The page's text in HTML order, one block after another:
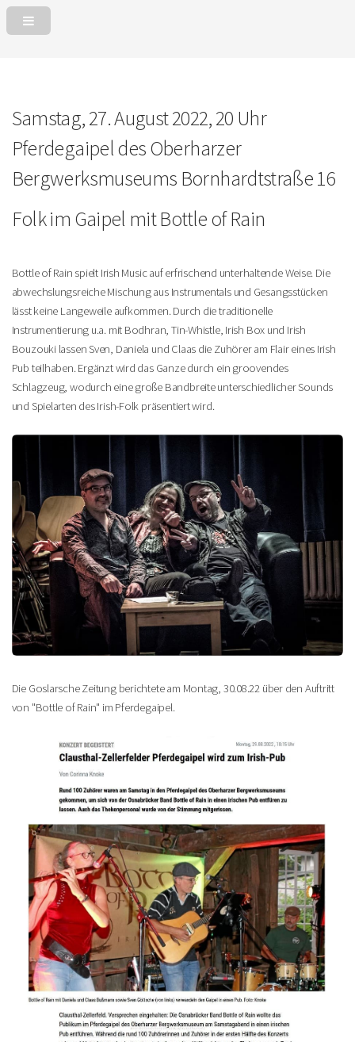
Samstag, 27. August 2022, 20 Uhr
Pferdegaipel des Oberharzer
Bergwerksmuseums Bornhardtstraße 16
Folk im Gaipel mit Bottle of Rain
Bottle of Rain spielt Irish Music auf erfrischend unterhaltende Weise. Die
abwechslungsreiche Mischung aus Instrumentals und Gesangsstücken
lässt keine Langeweile aufkommen. Durch die traditionelle
Instrumentierung u.a. mit Bodhran, Tin-Whistle, Irish Box und Irish
Bouzouki lassen Sven, Daniela und Claas die Zuhörer am Flair eines Irish
Pub teilhaben. Ergänzt wird das Ganze durch ein groovendes
Schlagzeug, wodurch eine große Bandbreite unterschiedlicher Sounds
und Spielarten des Irish-Folk präsentiert wird.
Die Goslarsche Zeitung berichtete am Montag, 30.08.22 über den Auftritt
von "Bottle of Rain" im Pferdegaipel.